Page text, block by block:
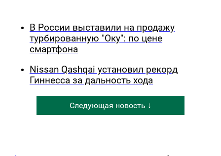
В России выставили на продажу
турбированную "Оку": по цене
смартфона
Nissan Qashqai установил рекорд
Гиннесса за дальность хода
Следующая новость ↓